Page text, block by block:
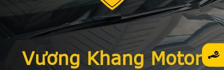
Vương Khang Motor